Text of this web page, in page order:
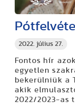
2022. július 27.
Fontos hír
egyetlen
bekerülniük a
akik
2022/2023-as